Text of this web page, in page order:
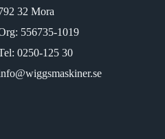
32 Mora
556735-1019
0250-125 30